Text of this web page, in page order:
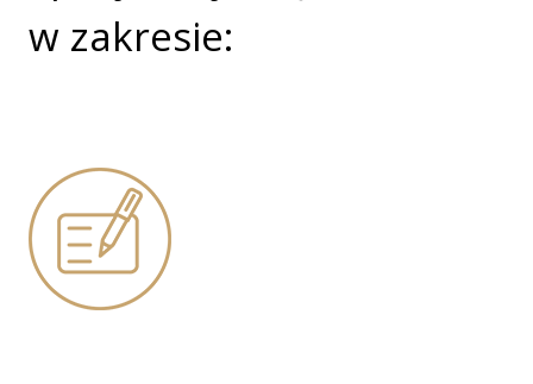
w zakresie: